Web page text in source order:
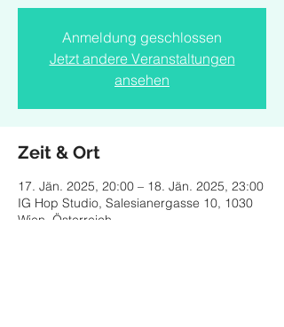
Anmeldung geschlossen
Jetzt andere Veranstaltungen
ansehen
Zeit & Ort
17. Jän. 2025, 20:00 – 18. Jän. 2025, 23:00
IG Hop Studio, Salesianergasse 10, 1030
Wien, Österreich